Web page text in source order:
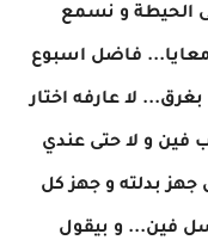
الحيطة و نسمع
معايا... فاضل اسبوع
لا عارفه اختار
فين و لا حتى عندي
جهز بدلته و جهز كل
فين... و بيقول